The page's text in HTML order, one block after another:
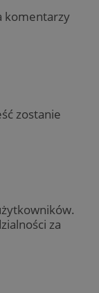
komentarzy
zostanie
za